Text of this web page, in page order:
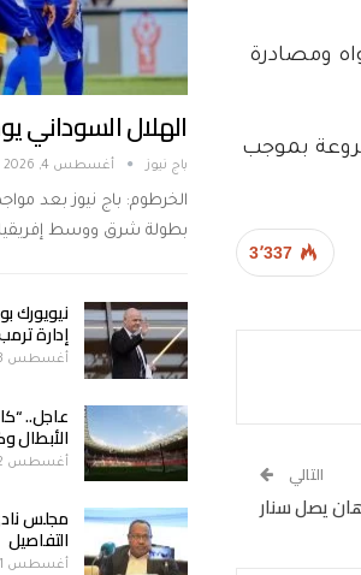
ومصادرة
بموجب
3٬337
التالي
يصل سنار
الهلال السوداني
باج نيوز أغسطس 4, 2026
الخرطوم: باج نيوز بعد
بطولة شرق ووسط
نيويورك
إدارة
أغسطس 3, 2026
عاجل..
أغسطس 2, 2026
مجلس
التفاصيل
أغسطس 1, 2026